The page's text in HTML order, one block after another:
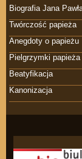
Biografia Jana
Twórczość papieża
Anegdoty o papieżu
Pielgrzymki papieża
Beatyfikacja
Kanonizacja